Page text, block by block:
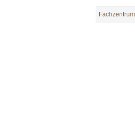
NAVIGATION